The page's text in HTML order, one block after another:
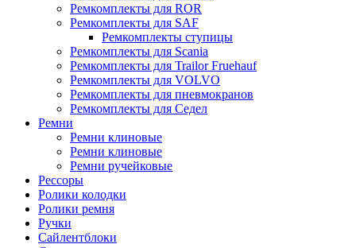
Ремкомплекты для ROR
Ремкомплекты для SAF
Ремкомплекты ступицы
Ремкомплекты для Scania
Ремкомплекты для Trailor Fruehauf
Ремкомплекты для VOLVO
Ремкомплекты для пневмокранов
Ремкомплекты для Седел
Ремни
Ремни клиновые
Ремни клиновые
Ремни ручейковые
Рессоры
Ролики колодки
Ролики ремня
Ручки
Сайлентблоки